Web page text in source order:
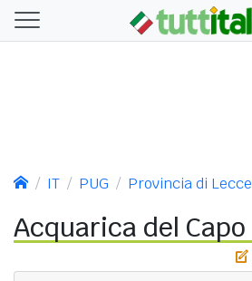
IT PUG Provincia di Lecce
Acquarica del Capo